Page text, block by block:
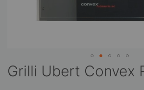
Grilli Ubert Convex
Skip
to